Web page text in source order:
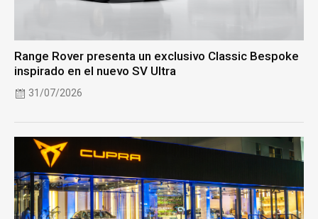
Range Rover presenta un exclusivo Classic Bespoke
inspirado en el nuevo SV Ultra
31/07/2026